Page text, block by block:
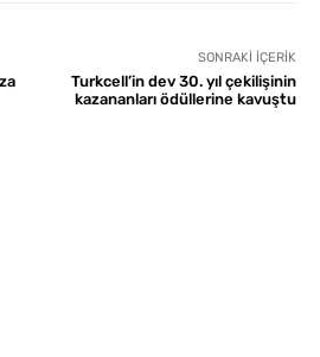
SONRAKI İÇERIK
Turkcell’in dev 30. yıl çekilişinin
kazananları ödüllerine kavuştu